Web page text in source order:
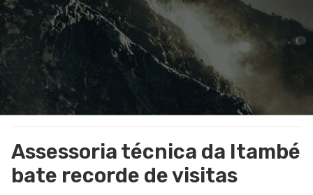
Assessoria técnica da Itambé
bate recorde de visitas